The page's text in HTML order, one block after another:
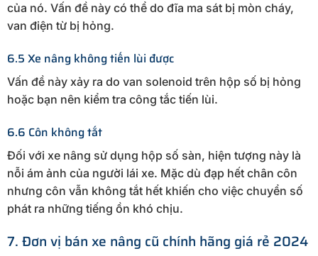
của nó. Vấn đề này có thể do đĩa ma sát bị mòn cháy,
van điện từ bị hỏng.
6.5 Xe nâng không tiến lùi được
Vấn đề này xảy ra do van solenoid trên hộp số bị hỏng
hoặc bạn nên kiểm tra công tắc tiến lùi.
6.6 Côn không tắt
Đối với xe nâng sử dụng hộp số sàn, hiện tượng này là
nỗi ám ảnh của người lái xe. Mặc dù đạp hết chân côn
nhưng côn vẫn không tắt hết khiến cho việc chuyển số
phát ra những tiếng ồn khó chịu.
7. Đơn vị bán xe nâng cũ chính hãng giá rẻ 2024